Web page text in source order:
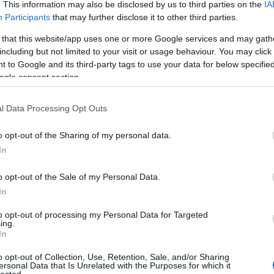
This information may also be disclosed by us to third parties on the
Participants that may further disclose it to other third parties.
that this website/app uses one or more Google services and may
but not limited to your visit or usage behaviour. You may
to Google and its third-party tags to use your data for below
consent section.
Data Processing Opt Outs
opt-out of the Sharing of my personal data.
opt-out of the Sale of my Personal Data.
opt-out of processing my Personal Data for Targeted
opt-out of Collection, Use, Retention, Sale, and/or Sharing
Data that Is Unrelated with the Purposes for which it
nyáron hó? - avagy a pesti
nem jó
minden jobb volt, bezzeg nyugaton, meg
nagyon nehéz, hovatovább lehetetlen
ne fűtsenek a tömegközlekedési
TELJESEN FÖLÖSLEGES, sőt
buszon csak dunsztolódik a sok utas a
Mindenkin télikabátban van és
leszállás után jól megfázik.
2015
2015
2014
2014
2014